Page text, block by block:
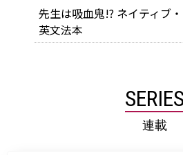
先生は吸血鬼!? ネイティブ
英文法本
SERIES
連載